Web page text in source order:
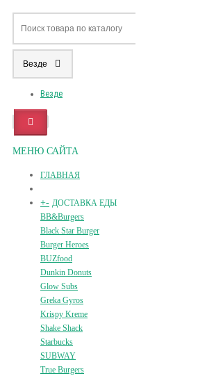
Везде
Везде
МЕНЮ САЙТА
ГЛАВНАЯ
+- ДОСТАВКА ЕДЫ
BB&Burgers
Black Star Burger
Burger Heroes
BUZfood
Dunkin Donuts
Glow Subs
Greka Gyros
Krispy Kreme
Shake Shack
Starbucks
SUBWAY
True Burgers